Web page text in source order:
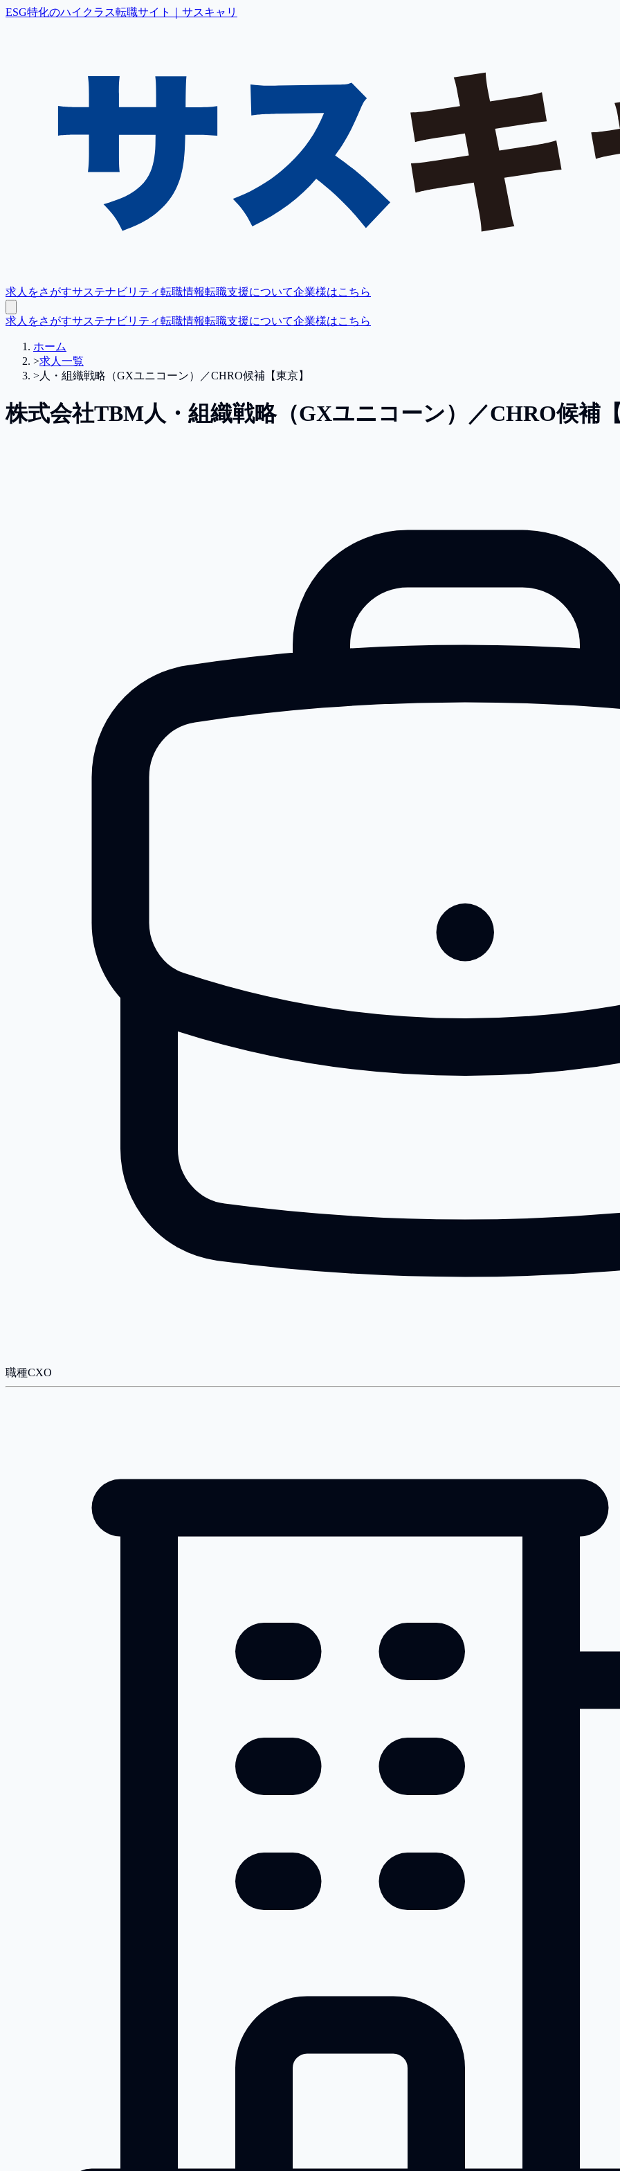
ESG特化のハイクラス転職サイト｜サスキャリ
求人をさがすサステナビリティ転職情報転職支援について企業様はこちら
求人をさがすサステナビリティ転職情報転職支援について企業様はこちら
ホーム
>求人一覧
>人・組織戦略（GXユニコーン）／CHRO候補【東京】
株式会社TBM人・組織戦略（GXユニコーン）／CHRO候補
職種CXO